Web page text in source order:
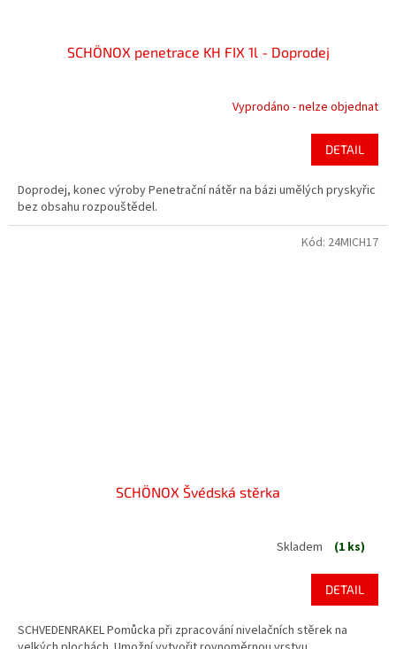
SCHÖNOX penetrace KH FIX 1l - Doprodej
Vyprodáno - nelze objednat
DETAIL
Doprodej, konec výroby Penetrační nátěr na bázi umělých pryskyřic
bez obsahu rozpouštědel.
SCHÖNOX Švédská stěrka
Skladem (1 ks)
DETAIL
SCHVEDENRAKEL Pomůcka při zpracování nivelačních stěrek na
Kód: 24MICH17